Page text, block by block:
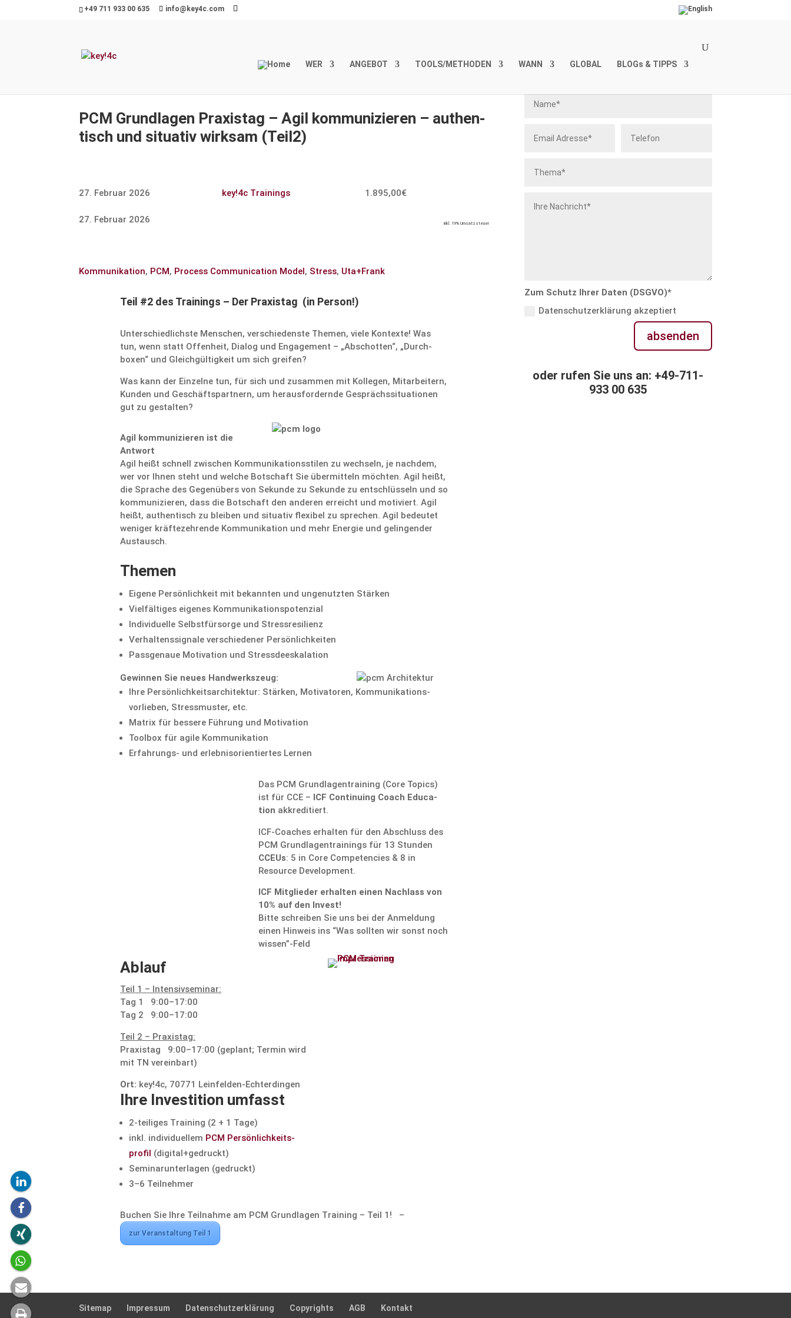
+49 711 933 00 635 info@key4c.com
WER ANGEBOT TOOLS/METHODEN WANN GLOBAL BLOGs & TIPPS
PCM Grund­lagen Praxistag – Agil kommu­ni­zieren – authen­
tisch und situativ wirksam (Teil2)
27. Februar 2026
27. Februar 2026
key!4c Trainings 1.895,00€
inkl. 19% Umsatzsteuer
Kommunikation, PCM, Process Communication Model, Stress, Uta+Frank
Teil #2 des Trainings – Der Praxistag (in Person!)
Unter­schied­lichste Menschen, verschie­denste Themen, viele Kontexte! Was
tun, wenn statt Offen­heit, Dialog und Engage­ment – „Abschotten“, „Durch­
boxen“ und Gleich­gül­tig­keit um sich greifen?
Was kann der Einzelne tun, für sich und zusammen mit Kollegen, Mit­arbei­tern,
Kunden und Geschäfts­partnern, um heraus­for­dernde Gesprächs­si­tua­tionen
gut zu gestalten?
Agil kommu­ni­zieren ist die
Antwort
Agil heißt schnell zwischen Kommu­ni­ka­ti­ons­stilen zu wechseln, je nachdem,
wer vor Ihnen steht und welche Botschaft Sie über­mitteln möchten. Agil heißt,
die Sprache des Gegen­übers von Sekunde zu Sekunde zu ent­schlüsseln und so
kommu­ni­zieren, dass die Botschaft den anderen erreicht und motiviert. Agil
heißt, authen­tisch zu bleiben und situativ flexibel zu sprechen. Agil bedeutet
weniger kräfte­zeh­rende Kommu­ni­ka­tion und mehr Energie und gelin­gender
Austausch.
Themen
Eigene Persön­lich­keit mit bekannten und ungenutzten Stärken
Vielfäl­tiges eigenes Kommunikationspotenzial
Indivi­du­elle Selbst­für­sorge und Stressresilienz
Verhal­tens­si­gnale verschie­dener Persönlichkeiten
Passge­naue Motiva­tion und Stressdeeskalation
Gewinnen Sie neues Handwerkszeug:
Ihre Persön­lich­keits­ar­chi­tektur: Stärken, Motiva­toren, Kommuni­kations­
vorlieben, Stress­muster, etc.
Matrix für bessere Führung und Motivation
Toolbox für agile Kommunikation
Erfah­rungs- und erleb­nis­ori­en­tiertes Lernen
Das PCM Grund­la­gen­trai­ning (Core Topics)
ist für CCE – ICF Conti­nuing Coach Educa­
tion akkre­di­tiert.
ICF-Coaches erhalten für den Abschluss des
PCM Grund­la­gen­trai­nings für 13 Stunden
CCEUs: 5 in Core Compe­ten­cies & 8 in
Resource Development.
ICF Mitglieder erhalten einen Nachlass von
10% auf den Invest!
Bitte schreiben Sie uns bei der Anmel­dung
einen Hinweis ins “Was sollten wir sonst noch
wissen”-Feld
Ablauf
Teil 1 – Inten­siv­se­minar:
Tag 1 9:00–17:00
Tag 2 9:00–17:00
Teil 2 – Praxistag:
Praxistag 9:00–17:00 (geplant; Termin wird
mit TN vereinbart)
Ort: key!4c, 70771 Leinfelden-Echterdingen
Ihre Inves­ti­tion umfasst
2‑teiliges Training (2 + 1 Tage)
inkl. indivi­du­ellem PCM Persön­lich­keits­
profil (digital+gedruckt)
Seminar­un­ter­lagen (gedruckt)
3–6 Teilnehmer
Buchen Sie Ihre Teilnahme am PCM Grund­lagen Training – Teil 1! –
zur Veran­stal­tung Teil 1
Zum Schutz Ihrer Daten (DSGVO)*
Datenschutzerklärung akzeptiert
absenden
oder rufen Sie uns an: +49-711-
933 00 635
Sitemap Impressum Daten­schutz­er­klä­rung Copyrights AGB Kontakt